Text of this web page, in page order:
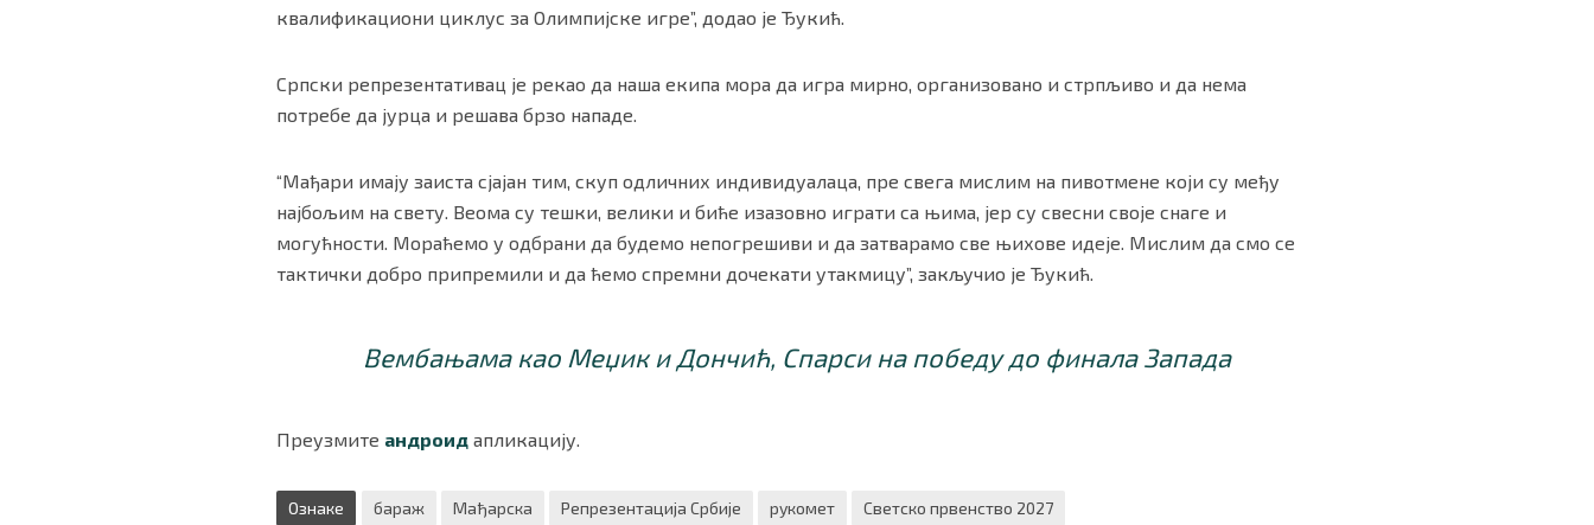
квалификациони циклус за Олимпијске игре”, додао је Ђукић.
Српски репрезентативац је рекао да наша екипа мора да игра мирно, организовано и стрпљиво и да нема
потребе да јурца и решава брзо нападе.
“Мађари имају заиста сјајан тим, скуп одличних индивидуалаца, пре свега мислим на пивотмене који су међу
најбољим на свету. Веома су тешки, велики и биће изазовно играти са њима, јер су свесни своје снаге и
могућности. Мораћемо у одбрани да будемо непогрешиви и да затварамо све њихове идеје. Мислим да смо се
тактички добро припремили и да ћемо спремни дочекати утакмицу”, закључио је Ђукић.
Вембањама као Меџик и Дончић, Спарси на победу до финала Запада
Преузмите андроид апликацију.
Ознаке бараж Мађарска Репрезентација Србије рукомет Светско првенство 2027